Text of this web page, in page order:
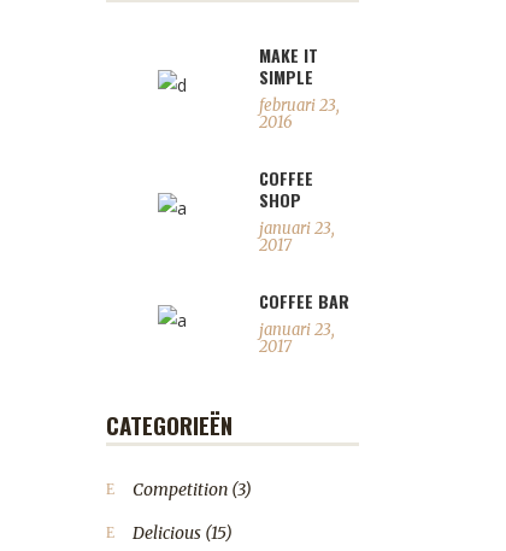
MAKE IT
SIMPLE
februari 23,
2016
COFFEE
SHOP
januari 23,
2017
COFFEE BAR
januari 23,
2017
CATEGORIEËN
Competition (3)
Delicious (15)